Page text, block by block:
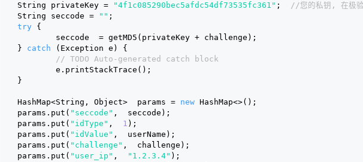
String privateKey =
"4f1c085290bec5afdc54df73535fc361" ;
//您的私钥, 在极验
String seccode =
"" ;
try {
	seccode  = getMD5(privateKey + challenge);
} catch (Exception e) {
// TODO Auto-generated catch block
	e.printStackTrace();
}
HashMap<String, Object>  params = new HashMap<>();
params.put( "seccode" ,  seccode);
params.put( "idType" , 1 );
params.put( "idValue" ,  userName);
params.put( "challenge" ,  challenge);
params.put( "user_ip" , "1.2.3.4" );